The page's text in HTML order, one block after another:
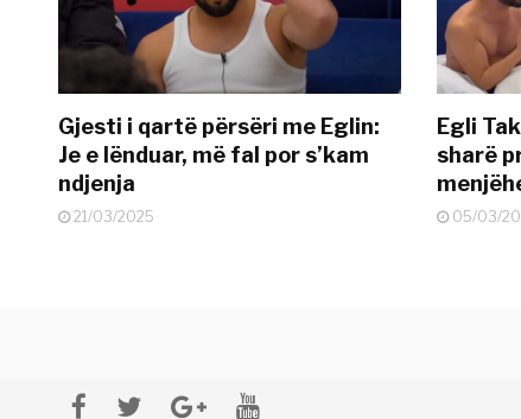
Gjesti i qartë përsëri me Eglin:
Je e lënduar, më fal por s’kam
ndjenja
21/03/2025
Egli
sharë
05/03/